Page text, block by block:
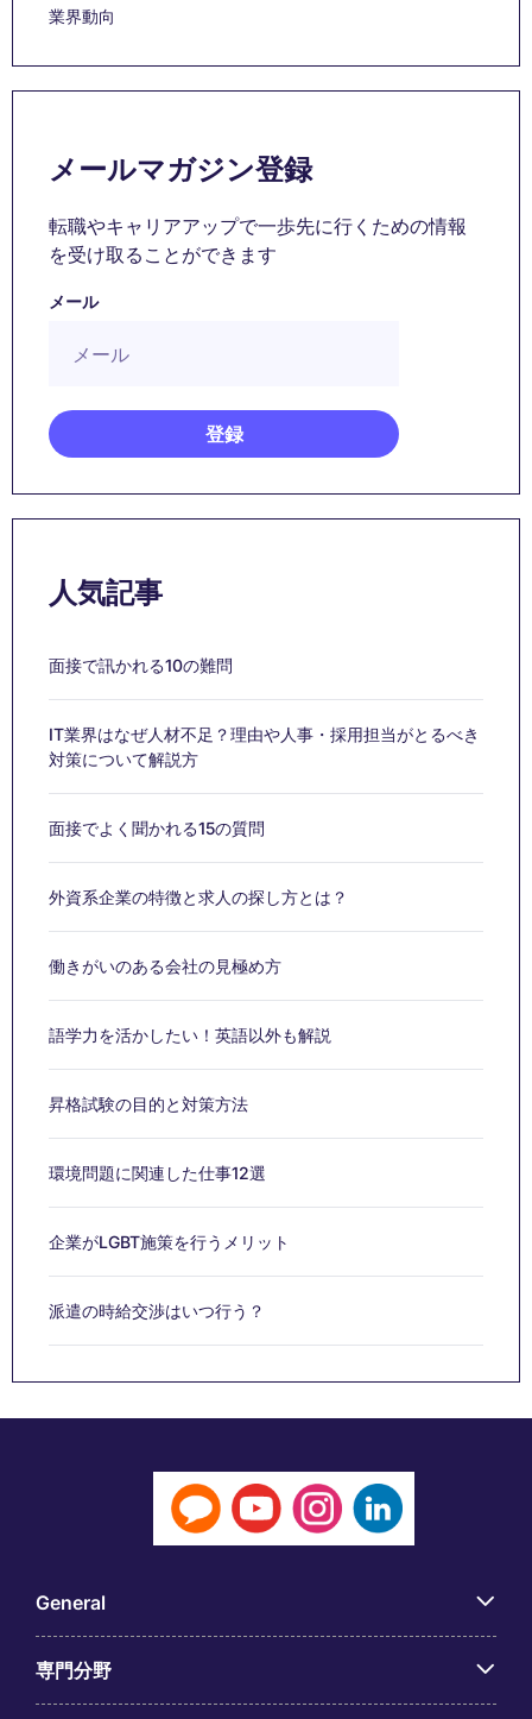
業界動向
メールマガジン登録
転職やキャリアアップで一歩先に行くための情報
を受け取ることができます
メール
人気記事
面接で訊かれる10の難問
IT業界はなぜ人材不足？理由や人事・採用担当がとるべき
対策について解説方
面接でよく聞かれる15の質問
外資系企業の特徴と求人の探し方とは？
働きがいのある会社の見極め方
語学力を活かしたい！英語以外も解説
昇格試験の目的と対策方法
環境問題に関連した仕事12選
企業がLGBT施策を行うメリット
派遣の時給交渉はいつ行う？
General
専門分野